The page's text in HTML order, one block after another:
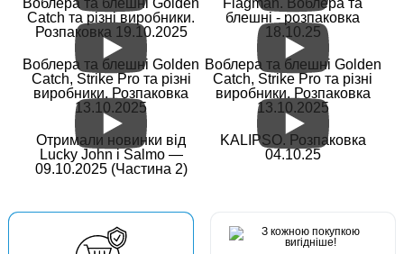
#20060010
150 грн 1 шт.
КУПИТИ
Спінінг Kalipso 1505 10-35гр
Воблера та блешні Golden
Catch та різні виробники.
Розпаковка 19.10.2025
Flagman. Воблера та
блешні - розпаковка
18.10.25
Воблера та блешні Golden
Catch, Strike Pro та різні
виробники. Розпаковка
13.10.2025
Воблера та блешні Golden
Catch, Strike Pro та різні
виробники. Розпаковка
13.10.2025
Отримали новинки від
Lucky John і Salmo —
09.10.2025 (Частина 2)
KALIPSO. Розпаковка
04.10.25